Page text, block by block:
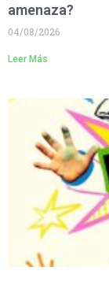
amenaza?
04/08/2026
Leer Más